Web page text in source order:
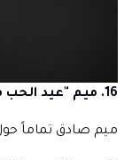
16. ميم "عيد الحب مكلف"
ميم صادق تماماً